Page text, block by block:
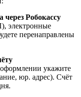
Робокассу
электронные
перенаправлены
укажите
юр. адрес). Счёт